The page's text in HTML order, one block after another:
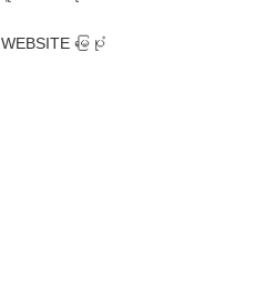
WEBSITE မြေပုံ